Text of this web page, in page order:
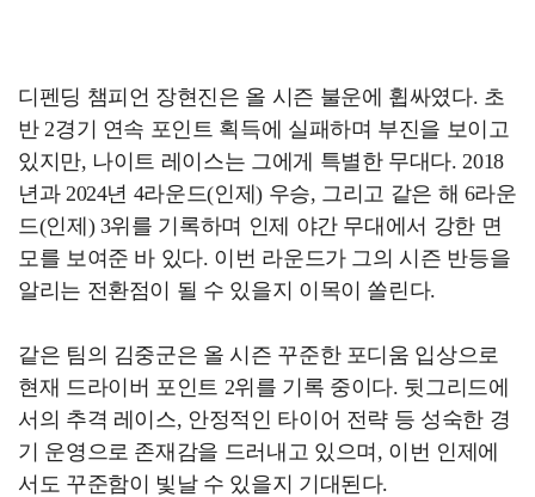
디펜딩 챔피언 장현진은 올 시즌 불운에 휩싸였다. 초
반 2경기 연속 포인트 획득에 실패하며 부진을 보이고
있지만, 나이트 레이스는 그에게 특별한 무대다. 2018
년과 2024년 4라운드(인제) 우승, 그리고 같은 해 6라운
드(인제) 3위를 기록하며 인제 야간 무대에서 강한 면
모를 보여준 바 있다. 이번 라운드가 그의 시즌 반등을
알리는 전환점이 될 수 있을지 이목이 쏠린다.
같은 팀의 김중군은 올 시즌 꾸준한 포디움 입상으로
현재 드라이버 포인트 2위를 기록 중이다. 뒷그리드에
서의 추격 레이스, 안정적인 타이어 전략 등 성숙한 경
기 운영으로 존재감을 드러내고 있으며, 이번 인제에
서도 꾸준함이 빛날 수 있을지 기대된다.